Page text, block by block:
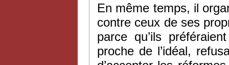
En même temps, il
contre ceux de ses
parce qu’ils
proche de l’idéal,